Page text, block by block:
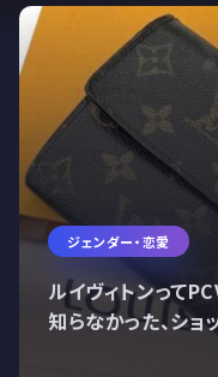
ジェンダー・恋愛
ルイヴィトンって
知らなかった、ショ